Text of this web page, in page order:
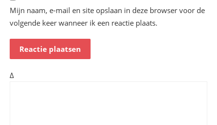
Mijn naam, e-mail en site opslaan in deze browser voor de
volgende keer wanneer ik een reactie plaats.
Δ